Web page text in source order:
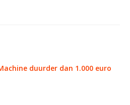
duurder dan 1.000 euro